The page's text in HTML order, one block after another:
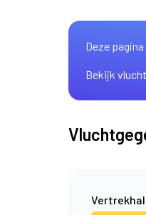
Deze
Bekijk
Vertrekhal